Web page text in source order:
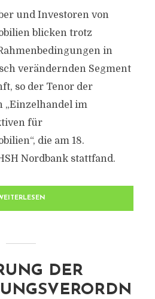
und Investoren von
blicken trotz
in
verändernden Segment
so der Tenor der
„Einzelhandel im
für
die am 18.
Nordbank stattfand.
DER